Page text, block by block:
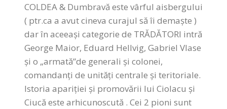
COLDEA & Dumbravă este vârful aisbergului
( ptr.ca a avut cineva curajul să îi demaște )
dar în aceeași categorie de TRĂDĂTORI intră
George Maior, Eduard Hellvig, Gabriel Vlase
și o „armată”de generali și colonei,
comandanți de unități centrale și teritoriale.
Istoria apariției și promovării lui Ciolacu și
Ciucă este arhicunoscută . Cei 2 pioni sunt